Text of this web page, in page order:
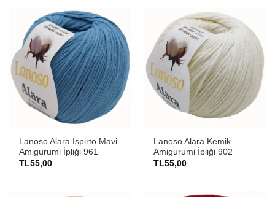
Lanoso Alara İspirto Mavi
Amigurumi İpliği 961
TL55,00
Lanoso Alara Kemik
Amigurumi İpliği 902
TL55,00